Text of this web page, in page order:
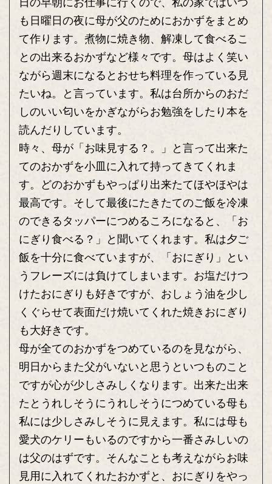
日の早朝にお仕事に行くので、私の家ではいつ
も日曜日の夜に母が父のためにおかずをまとめ
て作ります。煮物に焼き物、解凍して食べるこ
との出来るおかずなど様々です。母はよく笑い
ながら週末になるとおせち料理を作っている見
たいね。と言っています。私は台所からのおだ
しのいい匂いをかぎながらお勉強をしたり本を
読んだりしています。
時々、母が「お味見する？。」と言って出来た
てのおかずを小皿に入れて持ってきてくれま
す。どのおかずもやっぱり出来たてほやほやは
最高です。そして最後にたきたてのご飯を冷凍
のできるタッパーにつめるころになると、「お
にぎり食べる？」と聞いてくれます。私は夕ご
飯を十分に食べていますが、「おにぎり」とい
うフレーズには負けてしまいます。お塩だけつ
けたおにぎりも好きですが、おしょう油を少し
くぐらせて表面だけ焼いてくれた焼きおにぎり
も大好きです。
母が全てのおかずをつめているのを見ながら、
明日からまた父がいないと思うといつものこと
ですが心が少しさみしくなります。出来た出来
たとうれしそうにうれしそうにつめている母も
私には少しさみしそうに見えます。私には母も
愛犬のケリーもいるのですから一番さみしいの
は父のはずです。そんなことも考えながらお味
見用に入れてくれたおかずと、おにぎりをやっ